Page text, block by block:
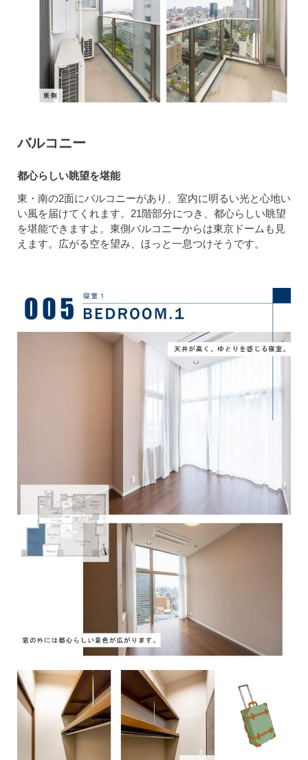
バルコニー
都心らしい眺望を堪能
東・南の2面にバルコニーがあり、室内に明るい光と心地い
い風を届けてくれます。21階部分につき、都心らしい眺望
を堪能できますよ。東側バルコニーからは東京ドームも見
えます。広がる空を望み、ほっと一息つけそうです。